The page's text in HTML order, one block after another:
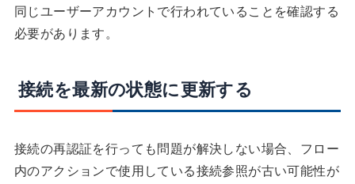
同じユーザーアカウントで行われていることを確認する
必要があります。
接続を最新の状態に更新する
接続の再認証を行っても問題が解決しない場合、フロー
内のアクションで使用している接続参照が古い可能性が